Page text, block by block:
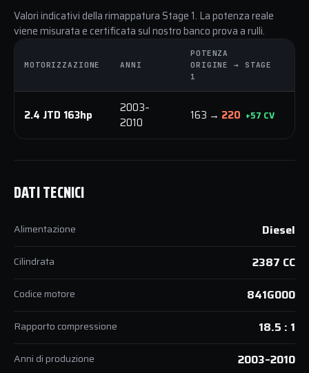
Valori indicativi della rimappatura Stage 1. La potenza reale
viene misurata e certificata sul nostro banco prova a rulli.
MOTORIZZAZIONE ANNI
POTENZA
ORIGINE → STAGE
1
2.4 JTD 163hp
2003–
2010
163 → 220 +57 CV
DATI TECNICI
Alimentazione Diesel
Cilindrata 2387 CC
Codice motore 841G000
Rapporto compressione 18.5 : 1
Anni di produzione 2003–2010